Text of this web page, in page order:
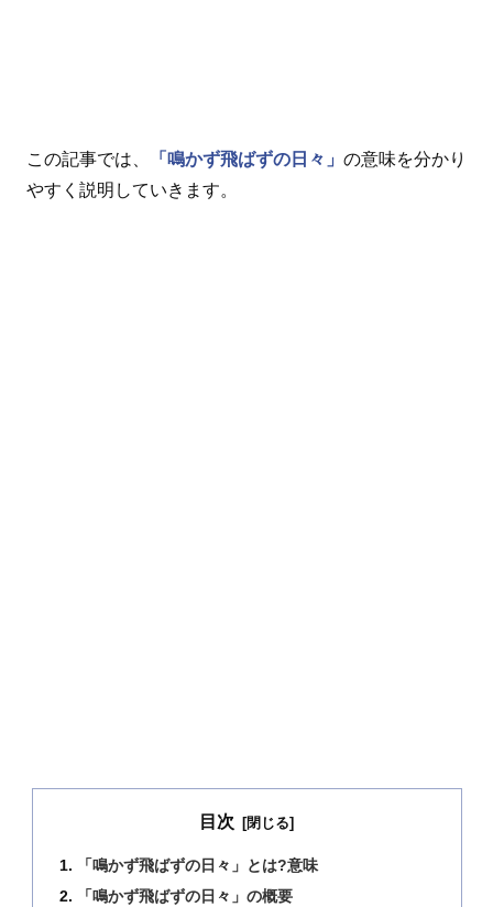
この記事では、 「鳴かず飛ばずの日々」 の意味を分かり
やすく説明していきます。
目次
「鳴かず飛ばずの日々」とは?意味
「鳴かず飛ばずの日々」の概要